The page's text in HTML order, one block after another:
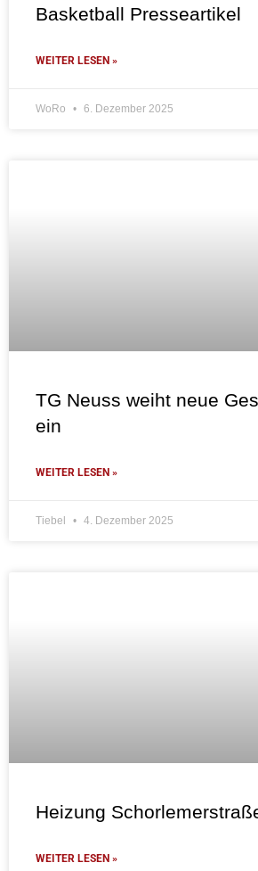
Basketball Presseartikel
WEITER LESEN »
WoRo 6. Dezember 2025
TG Neuss weiht neue
ein
WEITER LESEN »
Tiebel 4. Dezember 2025
Heizung
WEITER LESEN »